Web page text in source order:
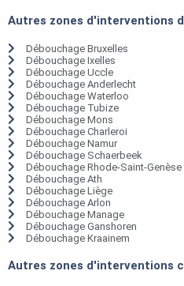
Autres zones d'interventions
Débouchage Bruxelles
Débouchage Ixelles
Débouchage Uccle
Débouchage Anderlecht
Débouchage Waterloo
Débouchage Tubize
Débouchage Mons
Débouchage Charleroi
Débouchage Namur
Débouchage Schaerbeek
Débouchage Rhode-Saint-Genèse
Débouchage Ath
Débouchage Liège
Débouchage Arlon
Débouchage Manage
Débouchage Ganshoren
Débouchage Kraainem
Autres zones d'interventions